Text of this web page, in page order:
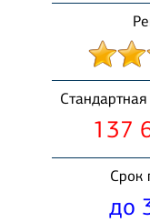
137
Срок
до